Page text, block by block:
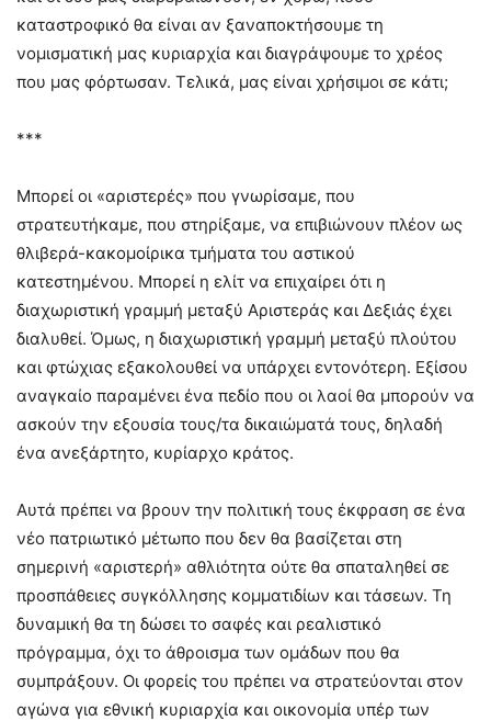
καταστροφικό θα είναι αν ξαναποκτήσουμε τη
νομισματική μας κυριαρχία και διαγράψουμε το χρέος
που μας φόρτωσαν. Τελικά, μας είναι χρήσιμοι σε κάτι;
***
Μπορεί οι «αριστερές» που γνωρίσαμε, που
στρατευτήκαμε, που στηρίξαμε, να επιβιώνουν πλέον ως
θλιβερά-κακομοίρικα τμήματα του αστικού
κατεστημένου. Μπορεί η ελίτ να επιχαίρει ότι η
διαχωριστική γραμμή μεταξύ Αριστεράς και Δεξιάς έχει
διαλυθεί. Όμως, η διαχωριστική γραμμή μεταξύ πλούτου
και φτώχιας εξακολουθεί να υπάρχει εντονότερη. Εξίσου
αναγκαίο παραμένει ένα πεδίο που οι λαοί θα μπορούν να
ασκούν την εξουσία τους/τα δικαιώματά τους, δηλαδή
ένα ανεξάρτητο, κυρίαρχο κράτος.
Αυτά πρέπει να βρουν την πολιτική τους έκφραση σε ένα
νέο πατριωτικό μέτωπο που δεν θα βασίζεται στη
σημερινή «αριστερή» αθλιότητα ούτε θα σπαταληθεί σε
προσπάθειες συγκόλλησης κομματιδίων και τάσεων. Τη
δυναμική θα τη δώσει το σαφές και ρεαλιστικό
πρόγραμμα, όχι το άθροισμα των ομάδων που θα
συμπράξουν. Οι φορείς του πρέπει να στρατεύονται στον
αγώνα για εθνική κυριαρχία και οικονομία υπέρ των